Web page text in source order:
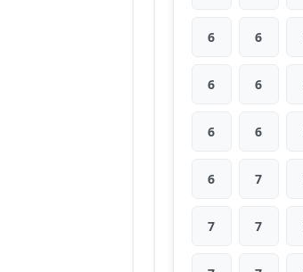
6 6
6 6
6 6
6 7
7 7